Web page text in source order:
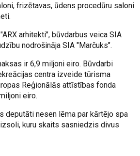
frizētavas, ūdens procedūru saloni
arhitekti", būvdarbus veica SIA
nodrošināja SIA "Marčuks".
ir 6,9 miljoni eiro. Būvdarbi
centra izveide tūrisma
Reģionālās attīstības fonda
eiro.
deputāti nesen lēma par kārtējo spa
kuru skaits sasniedzis divus